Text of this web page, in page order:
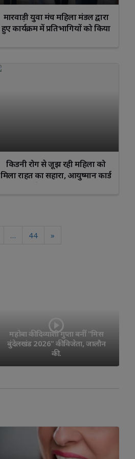
मारवाड़ी युवा मंच महिला मंडल द्वारा
हुए कार्यक्रम में प्रतिभागियों को किया
किडनी रोग से जूझ रही महिला को
मिला राहत का सहारा, आयुष्मान कार्ड
… 44 »
नीलगाय का शिकार कर 40 किलो
मांस ले जा रहे आरोपी को..